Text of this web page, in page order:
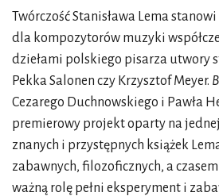
Twórczość Stanisława Lema
dla kompozytorów muzyki
dziełami polskiego pisarza utwory
Pekka Salonen czy Krzysztof Meyer.
Cezarego Duchnowskiego i Pawła
premierowy projekt oparty na
znanych i przystępnych książek
zabawnych, filozoficznych, a
ważną rolę pełni eksperyment i